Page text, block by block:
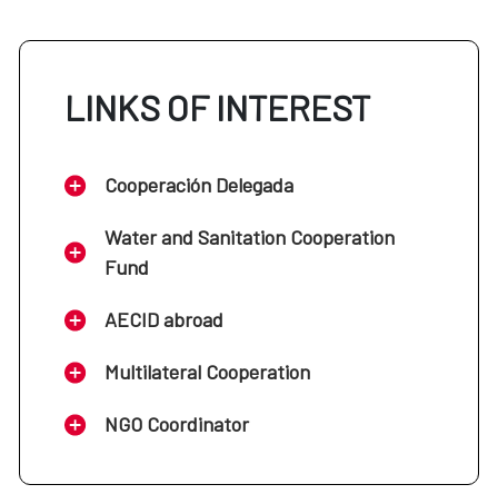
LINKS OF INTEREST
Cooperación Delegada
Water and Sanitation Cooperation
Fund
AECID abroad
Multilateral Cooperation
NGO Coordinator